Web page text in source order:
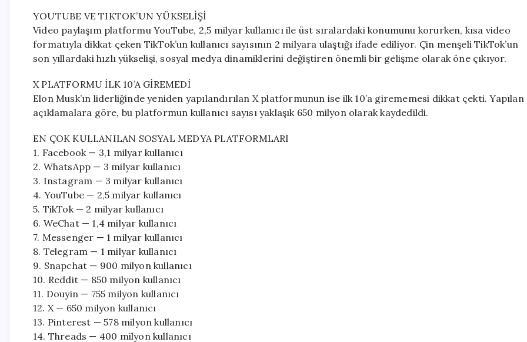
YOUTUBE VE TIKTOK’UN YÜKSELİŞİ
Video paylaşım platformu YouTube, 2,5 milyar kullanıcı ile üst sıralardaki konumunu korurken, kısa video
formatıyla dikkat çeken TikTok’un kullanıcı sayısının 2 milyara ulaştığı ifade ediliyor. Çin menşeli TikTok’un
son yıllardaki hızlı yükselişi, sosyal medya dinamiklerini değiştiren önemli bir gelişme olarak öne çıkıyor.
X PLATFORMU İLK 10’A GİREMEDİ
Elon Musk’ın liderliğinde yeniden yapılandırılan X platformunun ise ilk 10’a girememesi dikkat çekti. Yapılan
açıklamalara göre, bu platformun kullanıcı sayısı yaklaşık 650 milyon olarak kaydedildi.
EN ÇOK KULLANILAN SOSYAL MEDYA PLATFORMLARI
1. Facebook — 3,1 milyar kullanıcı
2. WhatsApp — 3 milyar kullanıcı
3. Instagram — 3 milyar kullanıcı
4. YouTube — 2,5 milyar kullanıcı
5. TikTok — 2 milyar kullanıcı
6. WeChat — 1,4 milyar kullanıcı
7. Messenger — 1 milyar kullanıcı
8. Telegram — 1 milyar kullanıcı
9. Snapchat — 900 milyon kullanıcı
10. Reddit — 850 milyon kullanıcı
11. Douyin — 755 milyon kullanıcı
12. X — 650 milyon kullanıcı
13. Pinterest — 578 milyon kullanıcı
14. Threads — 400 milyon kullanıcı